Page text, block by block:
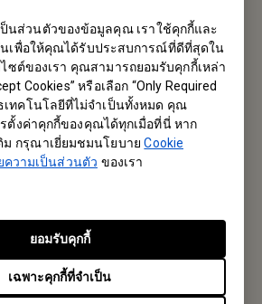
ป็นส่วนตัวของข้อมูลคุณ เราใช้คุกกี้และ
เพื่อให้คุณได้รับประสบการณ์ที่ดีที่สุดใน
ไซต์ของเรา คุณสามารถยอมรับคุกกี้เหล่า
Cookies” หรือเลือก “Only Required
ธเทคโนโลยีที่ไม่จำเป็นทั้งหมด คุณ
ตั้งค่าคุกกี้ของคุณได้ทุกเมื่อที่นี่ หาก
ม กรุณาเยี่ยมชมนโยบายCookie
ความเป็นส่วนตัว ของเรา
เฉพาะคุกกี้ที่จำเป็น
ยอมรับคุกกี้
Email หาเรา
รรับจดหมายข่าว
Subscribe